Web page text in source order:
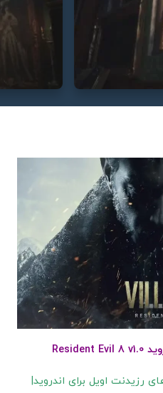
رزیدنت اویل برای اندروید|